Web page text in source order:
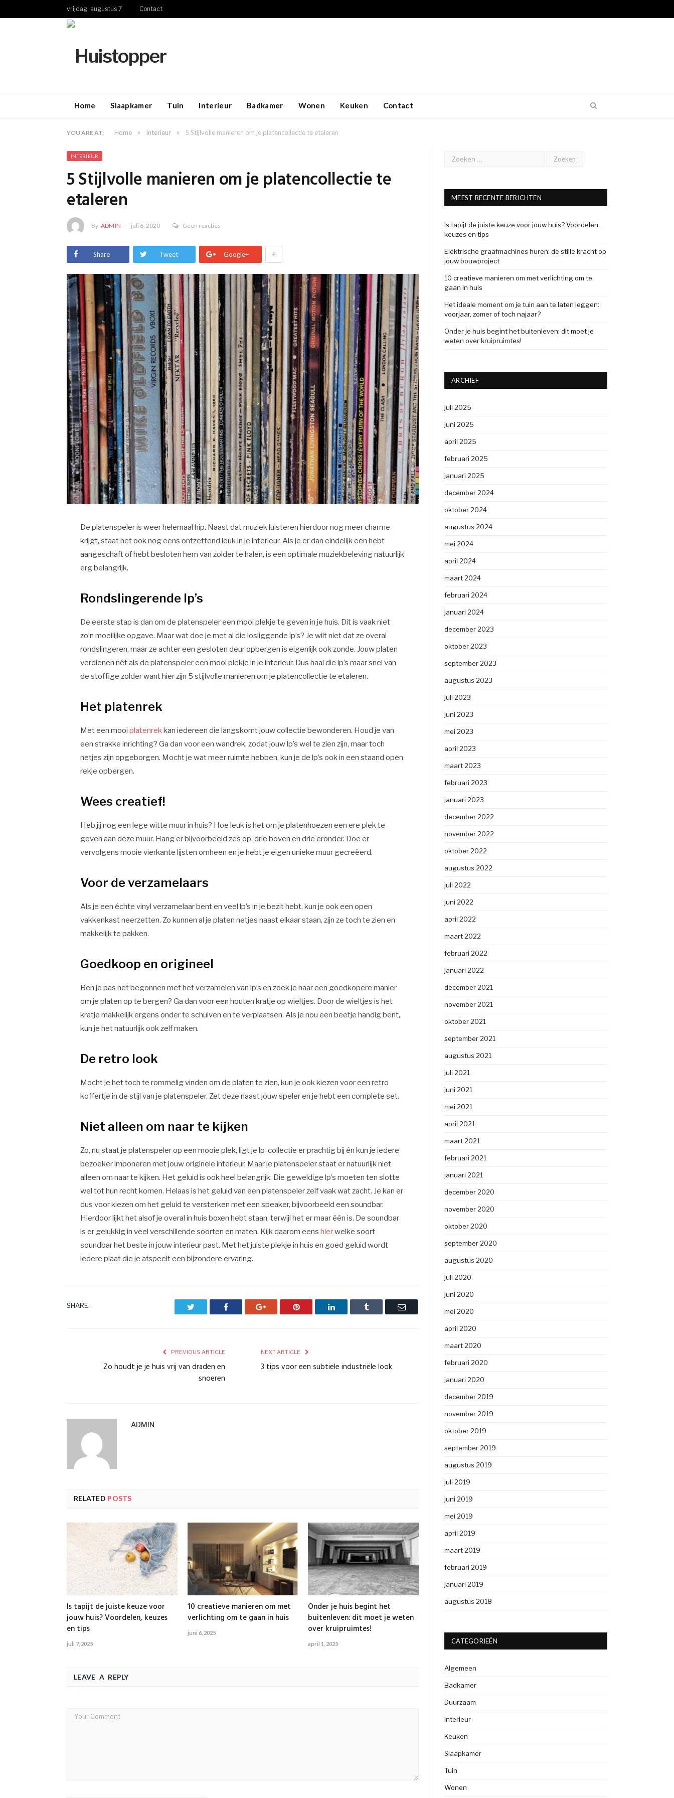
vrijdag, augustus 7 Contact
Home Slaapkamer Tuin Interieur Badkamer Wonen Keuken Contact
YOU ARE AT: Home » Interieur » 5 Stijlvolle manieren om je platencollectie te etaleren
INTERIEUR
5 Stijlvolle manieren om je platencollectie te
etaleren
By ADMIN juli 6, 2020 Geen reacties
Share Tweet Google+ +
De platenspeler is weer helemaal hip. Naast dat muziek luisteren hierdoor nog meer charme
krijgt, staat het ook nog eens ontzettend leuk in je interieur. Als je er dan eindelijk een hebt
aangeschaft of hebt besloten hem van zolder te halen, is een optimale muziekbeleving natuurlijk
erg belangrijk.
Rondslingerende lp’s
De eerste stap is dan om de platenspeler een mooi plekje te geven in je huis. Dit is vaak niet
zo’n moeilijke opgave. Maar wat doe je met al die losliggende lp’s? Je wilt niet dat ze overal
rondslingeren, maar ze achter een gesloten deur opbergen is eigenlijk ook zonde. Jouw platen
verdienen nét als de platenspeler een mooi plekje in je interieur. Dus haal die lp’s maar snel van
de stoffige zolder want hier zijn 5 stijlvolle manieren om je platencollectie te etaleren.
Het platenrek
Met een mooiplatenrekkan iedereen die langskomt jouw collectie bewonderen. Houd je van
een strakke inrichting? Ga dan voor een wandrek, zodat jouw lp’s wel te zien zijn, maar toch
netjes zijn opgeborgen. Mocht je wat meer ruimte hebben, kun je de lp’s ook in een staand open
rekje opbergen.
Wees creatief!
Heb jij nog een lege witte muur in huis? Hoe leuk is het om je platenhoezen een ere plek te
geven aan deze muur. Hang er bijvoorbeeld zes op, drie boven en drie eronder. Doe er
vervolgens mooie vierkante lijsten omheen en je hebt je eigen unieke muur gecreëerd.
Voor de verzamelaars
Als je een échte vinyl verzamelaar bent en veel lp’s in je bezit hebt, kun je ook een open
vakkenkast neerzetten. Zo kunnen al je platen netjes naast elkaar staan, zijn ze toch te zien en
makkelijk te pakken.
Goedkoop en origineel
Ben je pas net begonnen met het verzamelen van lp’s en zoek je naar een goedkopere manier
om je platen op te bergen? Ga dan voor een houten kratje op wieltjes. Door de wieltjes is het
kratje makkelijk ergens onder te schuiven en te verplaatsen. Als je nou een beetje handig bent,
kun je het natuurlijk ook zelf maken.
De retro look
Mocht je het toch te rommelig vinden om de platen te zien, kun je ook kiezen voor een retro
koffertje in de stijl van je platenspeler. Zet deze naast jouw speler en je hebt een complete set.
Niet alleen om naar te kijken
Zo, nu staat je platenspeler op een mooie plek, ligt je lp-collectie er prachtig bij én kun je iedere
bezoeker imponeren met jouw originele interieur. Maar je platenspeler staat er natuurlijk niet
alleen om naar te kijken. Het geluid is ook heel belangrijk. Die geweldige lp’s moeten ten slotte
wel tot hun recht komen. Helaas is het geluid van een platenspeler zelf vaak wat zacht. Je kan er
dus voor kiezen om het geluid te versterken met een speaker, bijvoorbeeld een soundbar.
Hierdoor lijkt het alsof je overal in huis boxen hebt staan, terwijl het er maar één is. De soundbar
is er gelukkig in veel verschillende soorten en maten. Kijk daarom eenshierwelke soort
soundbar het beste in jouw interieur past. Met het juiste plekje in huis en goed geluid wordt
iedere plaat die je afspeelt een bijzondere ervaring.
SHARE. Facebook Google+ Pinterest LinkedIn Tumblr Email
PREVIOUS ARTICLE
Zo houdt je je huis vrij van draden en
snoeren
NEXT ARTICLE
3 tips voor een subtiele industriële look
ADMIN
RELATED POSTS
Is tapijt de juiste keuze voor
jouw huis? Voordelen, keuzes
en tips
juli 7, 2025
10 creatieve manieren om met
verlichting om te gaan in huis
juni 6, 2025
Onder je huis begint het
buitenleven: dit moet je weten
over kruipruimtes!
april 1, 2025
LEAVE A REPLY
MEEST RECENTE BERICHTEN
Is tapijt de juiste keuze voor jouw huis? Voordelen,
keuzes en tips
Elektrische graafmachines huren: de stille kracht op
jouw bouwproject
10 creatieve manieren om met verlichting om te
gaan in huis
Het ideale moment om je tuin aan te laten leggen:
voorjaar, zomer of toch najaar?
Onder je huis begint het buitenleven: dit moet je
weten over kruipruimtes!
ARCHIEF
juli 2025
juni 2025
april 2025
februari 2025
januari 2025
december 2024
oktober 2024
augustus 2024
mei 2024
april 2024
maart 2024
februari 2024
januari 2024
december 2023
oktober 2023
september 2023
augustus 2023
juli 2023
juni 2023
mei 2023
april 2023
maart 2023
februari 2023
januari 2023
december 2022
november 2022
oktober 2022
augustus 2022
juli 2022
juni 2022
april 2022
maart 2022
februari 2022
januari 2022
december 2021
november 2021
oktober 2021
september 2021
augustus 2021
juli 2021
juni 2021
mei 2021
april 2021
maart 2021
februari 2021
januari 2021
december 2020
november 2020
oktober 2020
september 2020
augustus 2020
juli 2020
juni 2020
mei 2020
april 2020
maart 2020
februari 2020
januari 2020
december 2019
november 2019
oktober 2019
september 2019
augustus 2019
juli 2019
juni 2019
mei 2019
april 2019
maart 2019
februari 2019
januari 2019
augustus 2018
CATEGORIEËN
Algemeen
Badkamer
Duurzaam
Interieur
Keuken
Slaapkamer
Tuin
Wonen